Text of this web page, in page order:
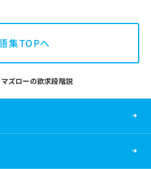
集TOPへ
マズローの欲求段階説